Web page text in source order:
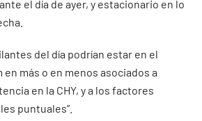
el día de ayer, y estacionario en lo
del día podrían estar en el
más o en menos asociados a
en la CHY, y a los factores
puntuales”.